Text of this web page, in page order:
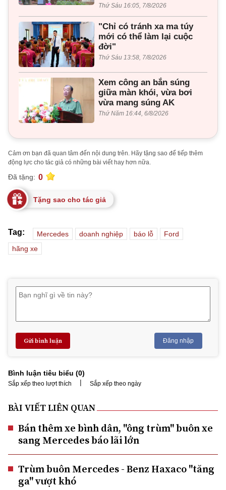
Thứ Sáu 16:05, 7/8/2026
"Chỉ có tránh xa ma túy
mới có thể làm lại cuộc
đời"
Thứ Sáu 13:58, 7/8/2026
Xem công an bắn súng
giữa màn khói, vừa bơi
vừa mang súng AK
Thứ Năm 16:44, 6/8/2026
Cảm ơn bạn đã quan tâm đến nội dung trên. Hãy tặng sao để tiếp thêm
động lực cho tác giả có những bài viết hay hơn nữa.
Đã tặng: 0
Tặng sao cho tác giả
Tag: Mercedes doanh nghiệp báo lỗ
Ford
hãng xe
Gửi bình luận Đăng nhập
Bình luận tiêu biểu (0)
Sắp xếp theo lượt thích | Sắp xếp theo ngày
BÀI VIẾT LIÊN QUAN
Bán thêm xe bình dân, "ông trùm" buôn xe
sang Mercedes báo lãi lớn
Trùm buôn Mercedes - Benz Haxaco "tăng
ga" vượt khó